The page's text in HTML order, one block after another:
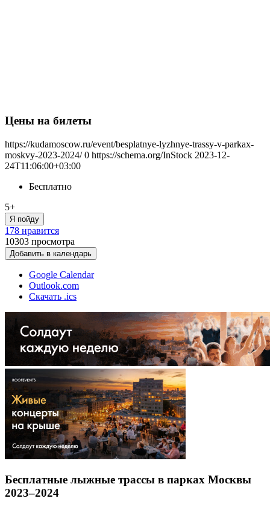
Цены на билеты
https://kudamoscow.ru/event/besplatnye-lyzhnye-trassy-v-parkax-
moskvy-2023-2024/ 0 https://schema.org/InStock 2023-12-
24T11:06:00+03:00
Бесплатно
5+
Я пойду
178 нравится
10303 просмотра
Добавить в календарь
Google Calendar
Outlook.com
Скачать .ics
Бесплатные лыжные трассы в парках Москвы
2023–2024